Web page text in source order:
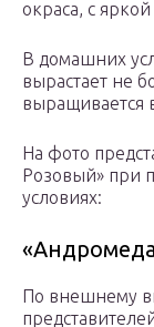
окраса, с
В домашних
вырастает не
выращивается
На фото
Розовый» при
условиях:
По внешнему